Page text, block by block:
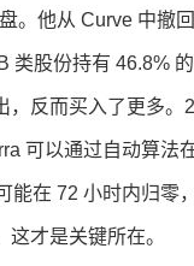
。他从 Curve 中撤
类股份持有 46.8%
，反而买入了更多
可以通过自动算法
能在 72 小时内归零
才是关键所在。